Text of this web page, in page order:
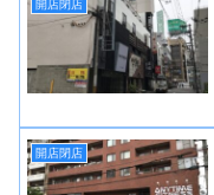
開店閉店
開店閉店